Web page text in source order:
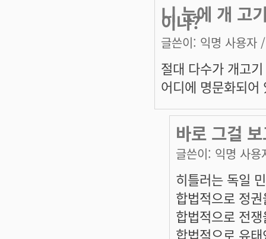
니 눈에 개 고
이냐?
글쓴이: 익명 사용자
절대 다수가 개고
어디에 명문화되
바로 그걸
글쓴이: 익명 사용
히틀러는 독일
합법적으로 정
합법적으로 전
합법적으로 유